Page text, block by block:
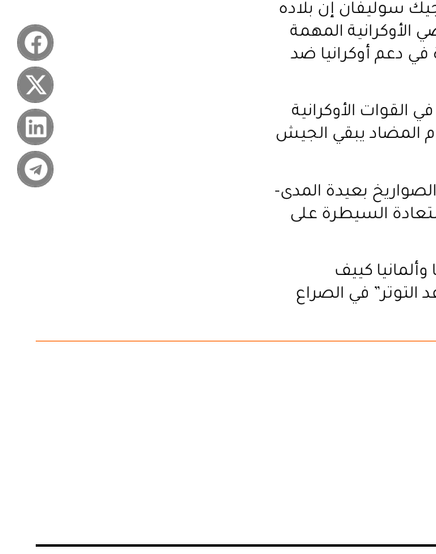
سوليفان إن بلاده
المهمة
دعم أوكرانيا ضد
القوات الأوكرانية
المضاد يبقي الجيش
بعيدة المدى-
السيطرة على
كييف
في الصراع